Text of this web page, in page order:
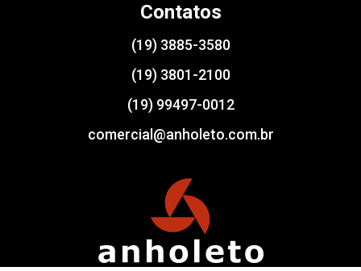
Contatos
(19) 3885-3580
(19) 3801-2100
(19) 99497-0012
comercial@anholeto.com.br